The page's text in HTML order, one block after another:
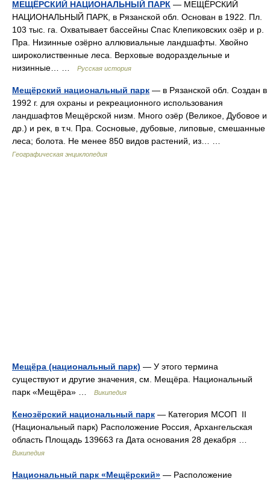
МЕЩЁРСКИЙ НАЦИОНАЛЬНЫЙ ПАРК — МЕЩЁРСКИЙ
НАЦИОНАЛЬНЫЙ ПАРК, в Рязанской обл. Основан в 1922. Пл.
103 тыс. га. Охватывает бассейны Спас Клепиковских озёр и р.
Пра. Низинные озёрно аллювиальные ландшафты. Хвойно
широколиственные леса. Верховые водораздельные и
низинные… …
Русская история
Мещёрский национальный парк — в Рязанской обл. Создан в
1992 г. для охраны и рекреационного использования
ландшафтов Мещёрской низм. Много озёр (Великое, Дубовое и
др.) и рек, в т.ч. Пра. Сосновые, дубовые, липовые, смешанные
леса; болота. Не менее 850 видов растений, из… …
Географическая энциклопедия
Мещёра (национальный парк) — У этого термина
существуют и другие значения, см. Мещёра. Национальный
парк «Мещёра» …
Википедия
Кенозёрский национальный парк — Категория МСОП II
(Национальный парк) Расположение Россия, Архангельская
область Площадь 139663 га Дата основания 28 декабря …
Википедия
Национальный парк «Мещёрский» — Расположение